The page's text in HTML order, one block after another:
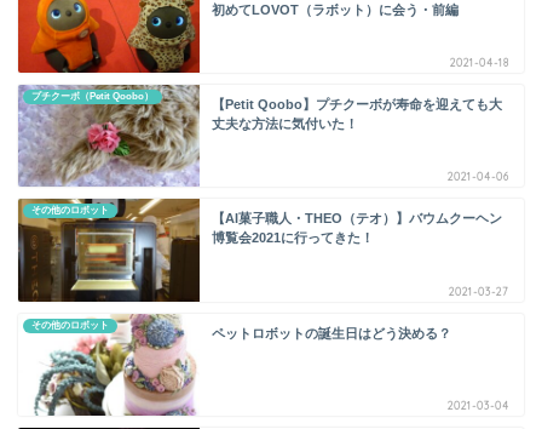
初めてLOVOT（ラボット）に会う・前編
2021-04-18
プチクーボ（Petit Qoobo）
【Petit Qoobo】プチクーボが寿命を迎えても大
丈夫な方法に気付いた！
2021-04-06
その他のロボット
【AI菓子職人・THEO（テオ）】バウムクーヘン
博覧会2021に行ってきた！
2021-03-27
その他のロボット
ペットロボットの誕生日はどう決める？
2021-03-04